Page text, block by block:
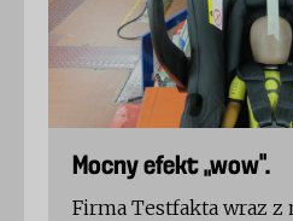
Mocny efekt „wow”.
Firma Testfakta wraz